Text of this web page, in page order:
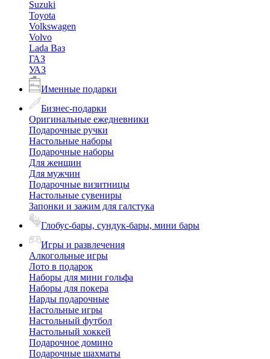
Suzuki
Toyota
Volkswagen
Volvo
Lada Ваз
ГАЗ
УАЗ
Именные подарки
Бизнес-подарки
Оригинальные ежедневники
Подарочные ручки
Настольные наборы
Подарочные наборы
Для женщин
Для мужчин
Подарочные визитницы
Настольные сувениры
Запонки и зажим для галстука
Глобус-бары, сундук-бары, мини бары
Игры и развлечения
Алкогольные игры
Лото в подарок
Наборы для мини гольфа
Наборы для покера
Нарды подарочные
Настольные игры
Настольный футбол
Настольный хоккей
Подарочное домино
Подарочные шахматы